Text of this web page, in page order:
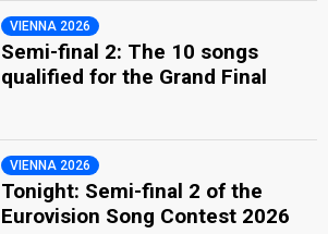
VIENNA 2026
Semi-final 2: The 10 songs
qualified for the Grand Final
VIENNA 2026
Tonight: Semi-final 2 of the
Eurovision Song Contest 2026